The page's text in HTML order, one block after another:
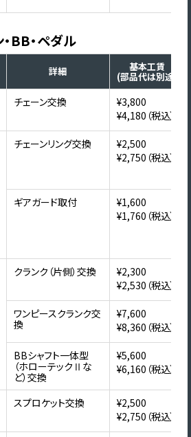
BB・ペダル
詳細 基本工賃
(部品代は別途)
チェーン交換
¥3,800
¥4,180（税込）
チェーンリング交換
¥2,500
¥2,750（税込）
ギアガード取付
¥1,600
¥1,760（税込）
クランク（片側）交換
¥2,300
¥2,530（税込）
ワンピースクランク交
換
¥7,600
¥8,360（税込）
BBシャフト一体型
（ホローテックⅡな
ど）交換
¥5,600
¥6,160（税込）
スプロケット交換
¥2,500
¥2,750（税込）